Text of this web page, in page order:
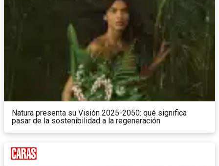
Natura presenta su Visión 2025-2050: qué significa
pasar de la sostenibilidad a la regeneración